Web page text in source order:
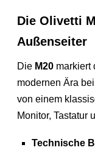
Die Olivetti
Außenseiter
Die M20 markiert
modernen Ära
von einem
Monitor, Tastatur
Technische